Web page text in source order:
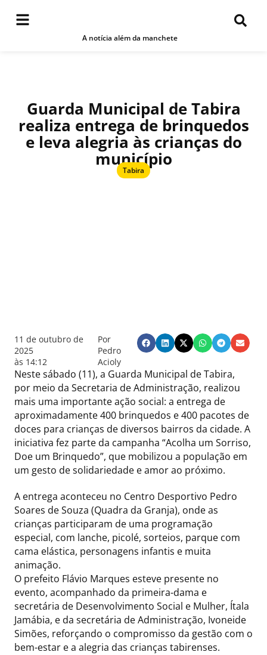
A notícia além da manchete
Guarda Municipal de Tabira
realiza entrega de brinquedos
e leva alegria às crianças do
município
Tabira
11 de outubro de
2025
às 14:12
Por
Pedro
Acioly
Neste sábado (11), a Guarda Municipal de Tabira,
por meio da Secretaria de Administração, realizou
mais uma importante ação social: a entrega de
aproximadamente 400 brinquedos e 400 pacotes de
doces para crianças de diversos bairros da cidade. A
iniciativa fez parte da campanha “Acolha um Sorriso,
Doe um Brinquedo”, que mobilizou a população em
um gesto de solidariedade e amor ao próximo.
A entrega aconteceu no Centro Desportivo Pedro
Soares de Souza (Quadra da Granja), onde as
crianças participaram de uma programação
especial, com lanche, picolé, sorteios, parque com
cama elástica, personagens infantis e muita
animação.
O prefeito Flávio Marques esteve presente no
evento, acompanhado da primeira-dama e
secretária de Desenvolvimento Social e Mulher, Ítala
Jamábia, e da secretária de Administração, Ivoneide
Simões, reforçando o compromisso da gestão com o
bem-estar e a alegria das crianças tabirenses.